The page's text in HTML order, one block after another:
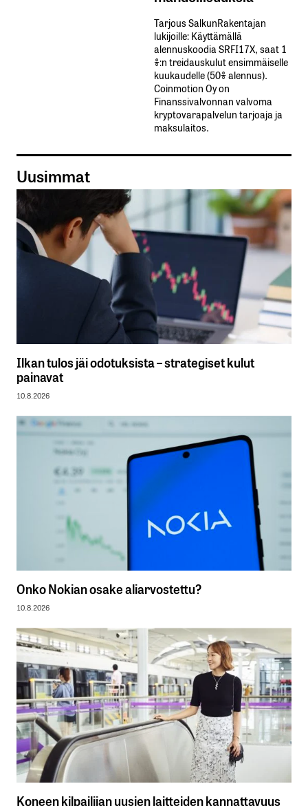
Tarjous SalkunRakentajan
lukijoille: Käyttämällä​ ​
alennuskoodia​ ​SRFI17X,​ ​saat​ ​1
%:n treidauskulut​ ​ensimmäiselle​ ​
kuukaudelle​ ​(50%​ ​alennus).
Coinmotion Oy on
Finanssivalvonnan valvoma
kryptovarapalvelun tarjoaja ja
maksulaitos.
Uusimmat
Ilkan tulos jäi odotuksista – strategiset kulut
painavat
10.8.2026
Onko Nokian osake aliarvostettu?
10.8.2026
Koneen kilpailijan uusien laitteiden kannattavuus